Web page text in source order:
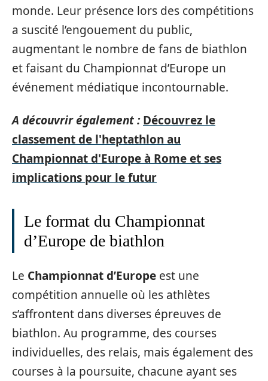
monde. Leur présence lors des compétitions
a suscité l’engouement du public,
augmentant le nombre de fans de biathlon
et faisant du Championnat d’Europe un
événement médiatique incontournable.
A découvrir également : Découvrez le
classement de l'heptathlon au
Championnat d'Europe à Rome et ses
implications pour le futur
Le format du Championnat
d’Europe de biathlon
Le Championnat d’Europe est une
compétition annuelle où les athlètes
s’affrontent dans diverses épreuves de
biathlon. Au programme, des courses
individuelles, des relais, mais également des
courses à la poursuite, chacune ayant ses